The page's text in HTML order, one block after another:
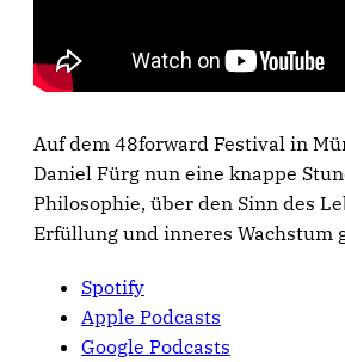
Auf dem 48forward Festival in
Daniel Fürg nun eine knappe
Philosophie, über den Sinn des
Erfüllung und inneres Wachstum
Spotify
Apple Podcasts
Google Podcasts